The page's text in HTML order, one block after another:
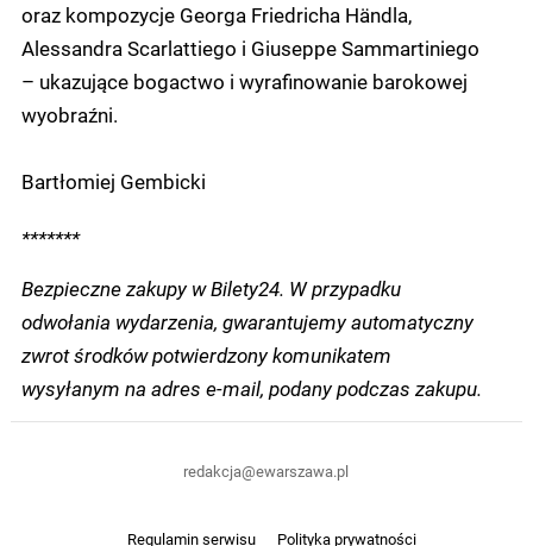
oraz kompozycje Georga Friedricha Händla,
Alessandra Scarlattiego i Giuseppe Sammartiniego
– ukazujące bogactwo i wyrafinowanie barokowej
wyobraźni.
Bartłomiej Gembicki
*******
Bezpieczne zakupy w Bilety24. W przypadku
odwołania wydarzenia, gwarantujemy automatyczny
zwrot środków potwierdzony komunikatem
wysyłanym na adres e-mail, podany podczas zakupu.
Regulamin serwisu Polityka prywatności
redakcja@ewarszawa.pl